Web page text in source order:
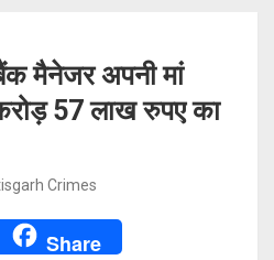
मैनेजर अपनी मां
57 लाख रुपए का
Crimes
Share